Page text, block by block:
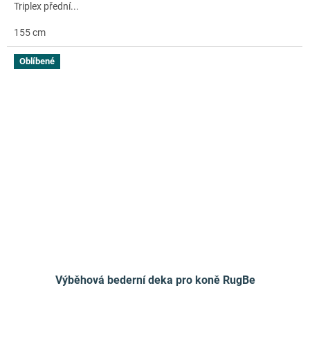
Triplex přední...
155 cm
Oblíbené
Výběhová bederní deka pro koně RugBe